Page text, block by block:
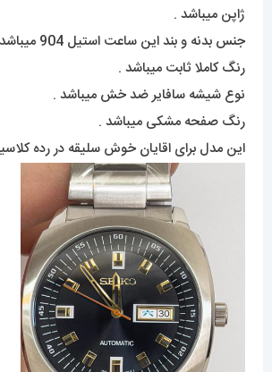
ژاپن میباشد .
جنس بدنه و بند این ساعت استیل 904 میباشد .
رنگ کاملا ثابت میباشد .
نوع شیشه سافایر ضد خش میباشد .
رنگ صفحه مشکی میباشد .
این مدل برای اقایان خوش سلیقه در رده